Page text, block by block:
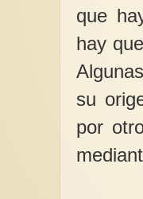
que
hay
su
por